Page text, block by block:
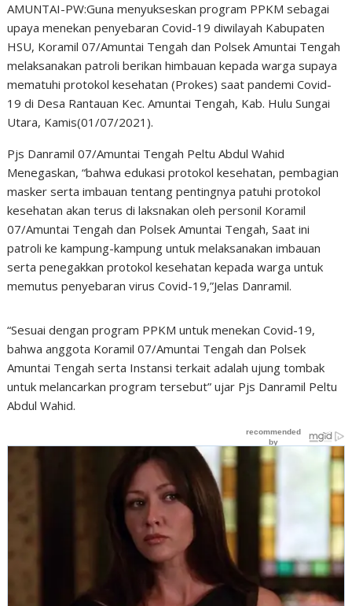
AMUNTAI-PW:Guna menyukseskan program PPKM sebagai
upaya menekan penyebaran Covid-19 diwilayah Kabupaten
HSU, Koramil 07/Amuntai Tengah dan Polsek Amuntai Tengah
melaksanakan patroli berikan himbauan kepada warga supaya
mematuhi protokol kesehatan (Prokes) saat pandemi Covid-
19 di Desa Rantauan Kec. Amuntai Tengah, Kab. Hulu Sungai
Utara, Kamis(01/07/2021).
Pjs Danramil 07/Amuntai Tengah Peltu Abdul Wahid
Menegaskan, “bahwa edukasi protokol kesehatan, pembagian
masker serta imbauan tentang pentingnya patuhi protokol
kesehatan akan terus di laksnakan oleh personil Koramil
07/Amuntai Tengah dan Polsek Amuntai Tengah, Saat ini
patroli ke kampung-kampung untuk melaksanakan imbauan
serta penegakkan protokol kesehatan kepada warga untuk
memutus penyebaran virus Covid-19,”Jelas Danramil.
“Sesuai dengan program PPKM untuk menekan Covid-19,
bahwa anggota Koramil 07/Amuntai Tengah dan Polsek
Amuntai Tengah serta Instansi terkait adalah ujung tombak
untuk melancarkan program tersebut” ujar Pjs Danramil Peltu
Abdul Wahid.